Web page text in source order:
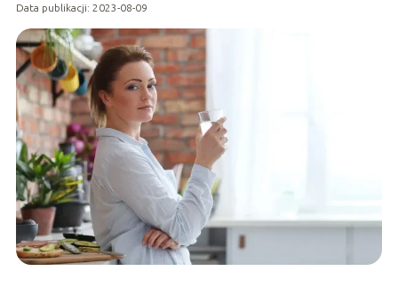
Data publikacji: 2023-08-09